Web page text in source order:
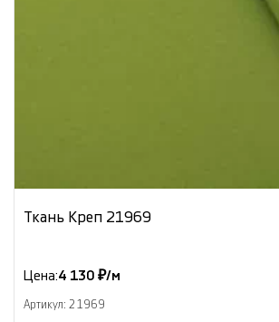
Ткань Креп 21969
Цена:4 130 ₽/м
Артикул: 21969